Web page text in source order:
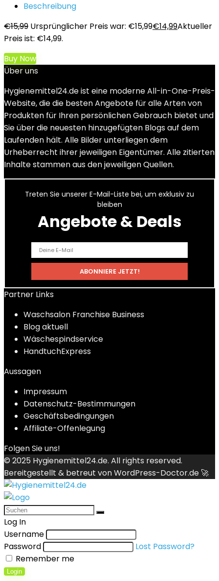
Beschreibung
€15,99 Ursprünglicher Preis war: €15,99€14,99Aktueller
Preis ist: €14,99.
Buy Now
Über uns
Hygienemittel24.de ist eine moderne All-in-One-Preis-
Website, die die besten Angebote für alle Arten von
Produkten für Ihren persönlichen Gebrauch bietet und
Sie über die neuesten hinzugefügten Blogs auf dem
Laufenden hält. Alle Bilder unterliegen dem
Urheberrecht ihrer jeweiligen Eigentümer. Alle zitierten
Inhalte stammen aus den jeweiligen Quellen.
Treten Sie unserer E-Mail-Liste bei, um exklusiv zu
bleiben
Angebote & Deals
Partner Links
Waschsalon Franchise Business
Blog aktuell
Wäschespindservice
HandtuchExpress
Aussagen
Impressum
Datenschutz-Bestimmungen
Geschäftsbedingungen
Affiliate-Offenlegung
Folgen Sie uns!
© 2025 Hygienemittel24.de. All rights reserved.
Bereitgestellt & betreut vonWordPress-Doctor.de 🚀
Log In
Username
Password
Lost Password?
Remember me
Login